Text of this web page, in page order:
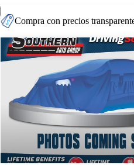
Compra con precios